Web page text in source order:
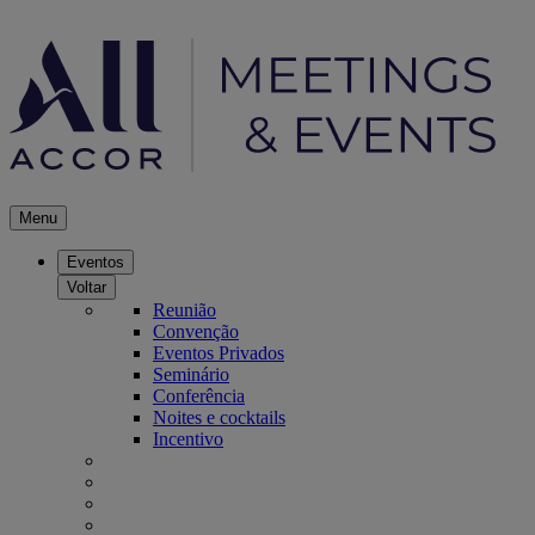
Menu
Eventos
Voltar
Reunião
Convenção
Eventos Privados
Seminário
Conferência
Noites e cocktails
Incentivo